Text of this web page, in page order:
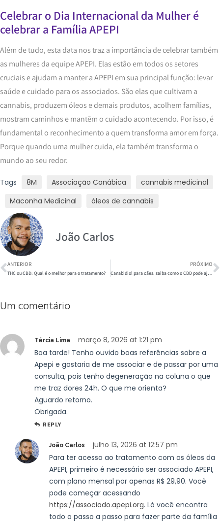
Celebrar o Dia Internacional da Mulher é
celebrar a Família APEPI
Além de tudo, esta data nos traz a importância de celebrar também
as mulheres da equipe APEPI. Elas estão em todos os setores
cruciais e ajudam a manter a APEPI em sua principal função: levar
saúde e cuidado para os associados. São elas que cultivam a
cannabis, produzem óleos e demais produtos, acolhem famílias,
mostram caminhos e mantêm o cuidado acontecendo. Por isso, é
fundamental o reconhecimento a quem transforma amor em força.
Porque quando uma mulher cuida, ela também transforma o
mundo ao seu redor.
Tags 8M Associação Canábica
cannabis medicinal
Maconha Medicinal
óleos de cannabis
João Carlos
ANTERIOR
THC ou CBD: Qual é o melhor para o tratamento?
PRÓXIMO
Canabidiol para cães: saiba como o CBD pode ajudar o seu melhor amigo
Um comentário
Tércia Lima
março 8, 2026 at 1:21 pm
Boa tarde! Tenho ouvido boas referências sobre a
Apepi e gostaria de me associar e de passar por uma
consulta, pois tenho degeneração na coluna o que
me traz dores 24h. O que me orienta?
Aguardo retorno.
Obrigada.
REPLY
João Carlos
julho 13, 2026 at 12:57 pm
Para ter acesso ao tratamento com os óleos da
APEPI, primeiro é necessário ser associado APEPI,
com plano mensal por apenas R$ 29,90. Você
pode começar acessando
https://associado.apepi.org. Lá você encontra
todo o passo a passo para fazer parte da família